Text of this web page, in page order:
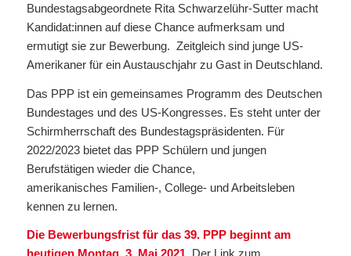
BundestagsabgeordneteRita Schwarzelühr-Suttermacht
Kandidat:innen auf diese Chanceaufmerksam und
ermutigt sie zur Bewerbung. Zeitgleich sind junge US-
Amerikaner fürein Austauschjahr zu Gast in Deutschland.
Das PPP ist ein gemeinsames Programm des Deutschen
Bundestages und des US-Kongresses. Es steht unter der
Schirmherrschaft des Bundestagspräsidenten. Für
2022/2023bietet das PPP Schülern undjungen
Berufstätigen wieder die Chance,
amerikanisches Familien-, College- und Arbeitsleben
kennen zu lernen.
Die Bewerbungsfrist für das 39. PPP beginnt am